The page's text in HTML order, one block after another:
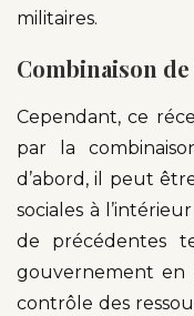
militaires.
Combinaison
Cependant, ce
par la
d’abord, il peut
sociales à
de précédentes
gouvernement en
contrôle des